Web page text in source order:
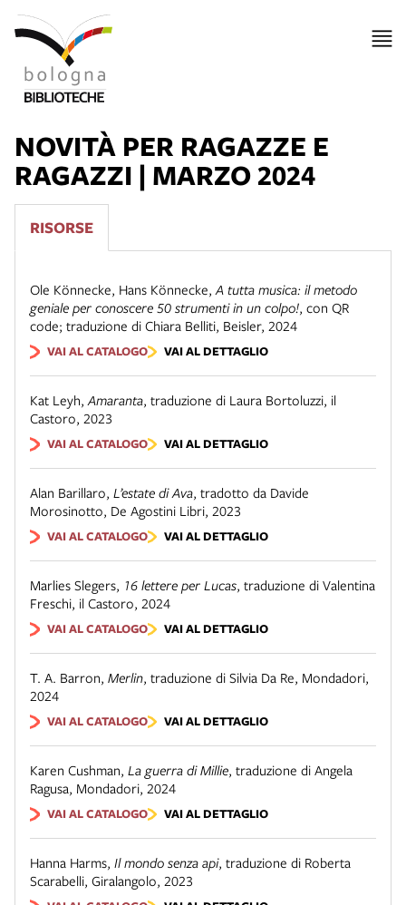
NOVITÀ PER RAGAZZE E
RAGAZZI | MARZO 2024
RISORSE
Ole Könnecke, Hans Könnecke, A tutta musica: il metodo
geniale per conoscere 50 strumenti in un colpo!, con QR
code; traduzione di Chiara Belliti, Beisler, 2024
VAI AL CATALOGO VAI AL DETTAGLIO
Kat Leyh, Amaranta, traduzione di Laura Bortoluzzi, il
Castoro, 2023
VAI AL CATALOGO VAI AL DETTAGLIO
Alan Barillaro, L’estate di Ava, tradotto da Davide
Morosinotto, De Agostini Libri, 2023
VAI AL CATALOGO VAI AL DETTAGLIO
Marlies Slegers, 16 lettere per Lucas, traduzione di Valentina
Freschi, il Castoro, 2024
VAI AL CATALOGO VAI AL DETTAGLIO
T. A. Barron, Merlin, traduzione di Silvia Da Re, Mondadori,
2024
VAI AL CATALOGO VAI AL DETTAGLIO
Karen Cushman, La guerra di Millie, traduzione di Angela
Ragusa, Mondadori, 2024
VAI AL CATALOGO VAI AL DETTAGLIO
Hanna Harms, Il mondo senza api, traduzione di Roberta
Scarabelli, Giralangolo, 2023